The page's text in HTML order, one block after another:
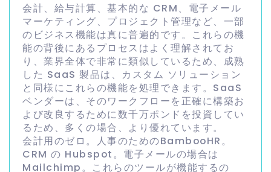
会計、給与計算、基本的な CRM、電子メール
マーケティング、プロジェクト管理など、一部
のビジネス機能は真に普遍的です。これらの機
能の背後にあるプロセスはよく理解されてお
り、業界全体で非常に類似しているため、成熟
した SaaS 製品は、カスタム ソリューション
と同様にこれらの機能を処理できます。SaaS
ベンダーは、そのワークフローを正確に構築お
よび改良するために数千万ポンドを投資してい
るため、多くの場合、より優れています。
会計用のゼロ。人事のためのBambooHR。
CRM の Hubspot。電子メールの場合は
Mailchimp。これらのツールが機能するの